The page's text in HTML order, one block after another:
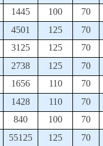
1445 100 70
4501 125 70
3125 125 70
2738 125 70
1656 110 70
1428 110 70
840 100 70
55125 125 70